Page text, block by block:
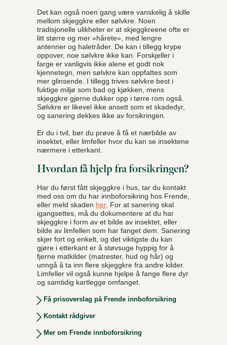
Det kan også noen gang være vanskelig å skille
mellom skjeggkre eller sølvkre. Noen
tradisjonelle ulikheter er at skjeggkreene ofte er
litt større og mer «hårete», med lengre
antenner og haletråder. De kan i tillegg krype
oppover, noe sølvkre ikke kan. Forskjeller i
farge er vanligvis ikke alene et godt nok
kjennetegn, men sølvkre kan oppfattes som
mer glinsende. I tillegg trives sølvkre best i
fuktige miljø som bad og kjøkken, mens
skjeggkre gjerne dukker opp i tørre rom også.
Sølvkre er likevel ikke ansett som et skadedyr,
og sanering dekkes ikke av forsikringen.
Er du i tvil, bør du prøve å få et nærbilde av
insektet, eller limfeller hvor du kan se insektene
nærmere i etterkant.
Hvordan få hjelp fra forsikringen?
Har du først fått skjeggkre i hus, tar du kontakt
med oss om du har innboforsikring hos Frende,
eller meld skaden her. For at sanering skal
igangsettes, må du dokumentere at du har
skjeggkre i form av et bilde av insektet, eller
bilde av limfellen som har fanget dem. Sanering
skjer fort og enkelt, og det viktigste du kan
gjøre i etterkant er å støvsuge hyppig for å
fjerne matkilder (matrester, hud og hår) og
unngå å ta inn flere skjeggkre fra andre kilder.
Limfeller vil også kunne hjelpe å fange flere dyr
og samtidig kartlegge omfanget.
Få prisoverslag på Frende innboforsikring
Kontakt rådgiver
Mer om Frende innboforsikring